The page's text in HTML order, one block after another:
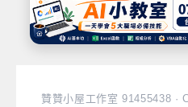
贊贊小屋工作室 91455438 ·